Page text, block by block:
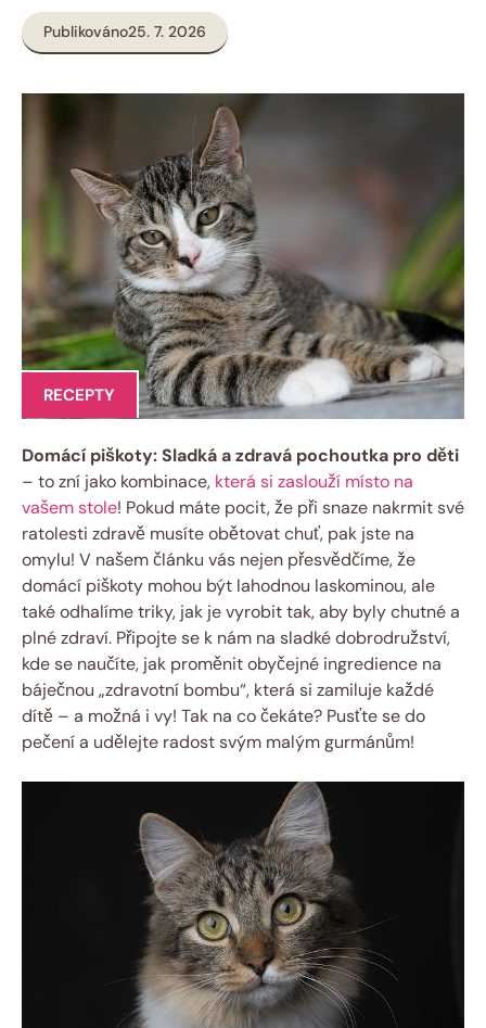
Publikováno25. 7. 2026
RECEPTY
Domácí piškoty: Sladká a zdravá pochoutka pro děti
– to zní jako kombinace, která si zaslouží místo na
vašem stole! Pokud máte pocit, že při snaze nakrmit své
ratolesti zdravě musíte obětovat chuť, pak jste na
omylu! V našem článku vás nejen přesvědčíme, že
domácí piškoty mohou být lahodnou laskominou, ale
také odhalíme triky, jak je vyrobit tak, aby byly chutné a
plné zdraví. Připojte se k nám na sladké dobrodružství,
kde se naučíte, jak proměnit obyčejné ingredience na
báječnou „zdravotní bombu“, která si zamiluje každé
dítě – a možná i vy! Tak na co čekáte? Pusťte se do
pečení a udělejte radost svým malým gurmánům!